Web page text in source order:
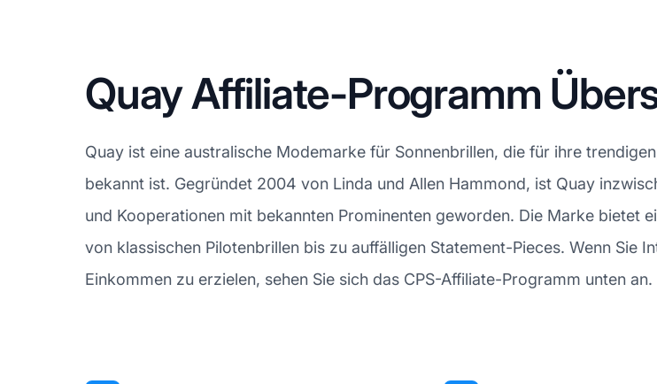
Quay Affiliate-Programm
Quay ist eine australische Modemarke für Sonnenbrillen, die für ihre
bekannt ist. Gegründet 2004 von Linda und Allen Hammond, ist Quay
und Kooperationen mit bekannten Prominenten geworden. Die Marke bietet
von klassischen Pilotenbrillen bis zu auffälligen Statement-Pieces. Wenn Sie
Einkommen zu erzielen, sehen Sie sich das CPS-Affiliate-Programm unten an.